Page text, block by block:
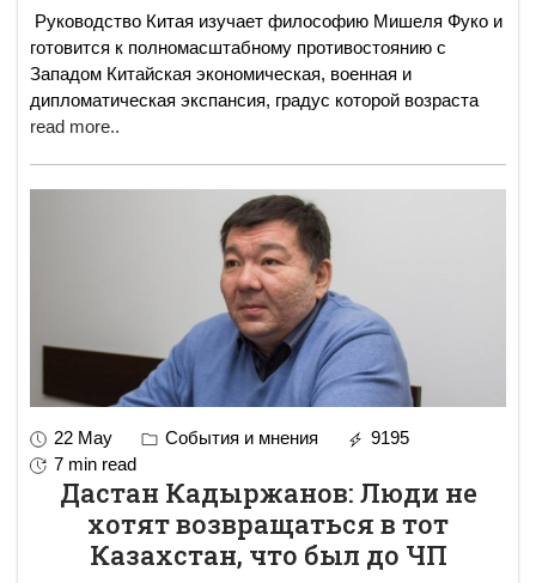
Руководство Китая изучает философию Мишеля Фуко и
готовится к полномасштабному противостоянию с
Западом Китайская экономическая, военная и
дипломатическая экспансия, градус которой возраста
read more..
22 May События и мнения
9195
7 min read
Дастан Кадыржанов: Люди не
хотят возвращаться в тот
Казахстан, что был до ЧП